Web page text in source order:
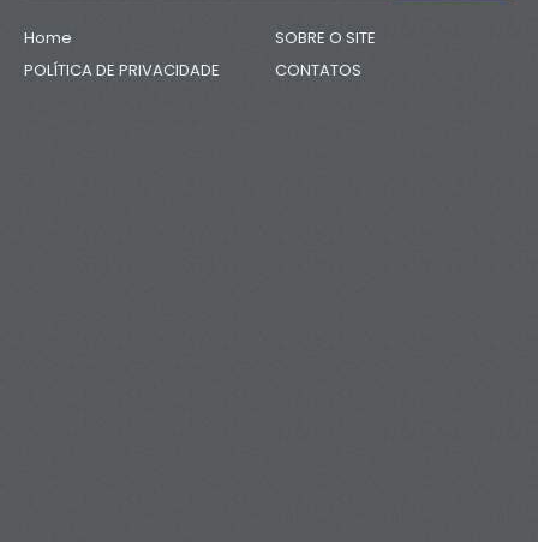
Home
SOBRE O SITE
POLÍTICA DE PRIVACIDADE
CONTATOS